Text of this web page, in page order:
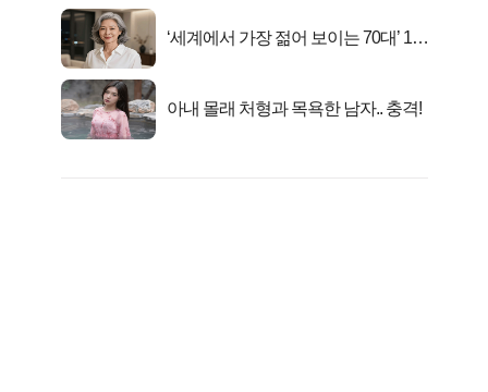
‘세계에서 가장 젊어 보이는 70대’ 1위
아내 몰래 처형과 목욕한 남자.. 충격!